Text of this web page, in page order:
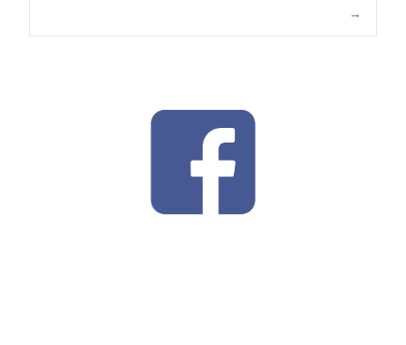
navigation
→